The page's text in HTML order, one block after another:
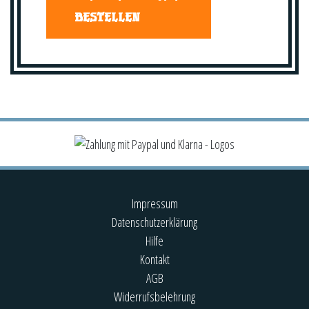
BESTELLEN
Impressum
Datenschutzerklärung
Hilfe
Kontakt
AGB
Widerrufsbelehrung